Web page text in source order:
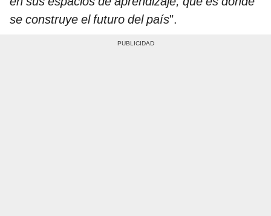
se construye el futuro del país".